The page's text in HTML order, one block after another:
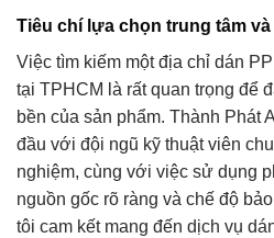
Tiêu chí lựa chọn trung tâm
Việc tìm kiếm một địa chỉ dán
tại TPHCM là rất quan trọng để
bền của sản phẩm. Thành Phát
đầu với đội ngũ kỹ thuật viên
nghiệm, cùng với việc sử dụng
nguồn gốc rõ ràng và chế độ
tôi cam kết mang đến dịch vụ